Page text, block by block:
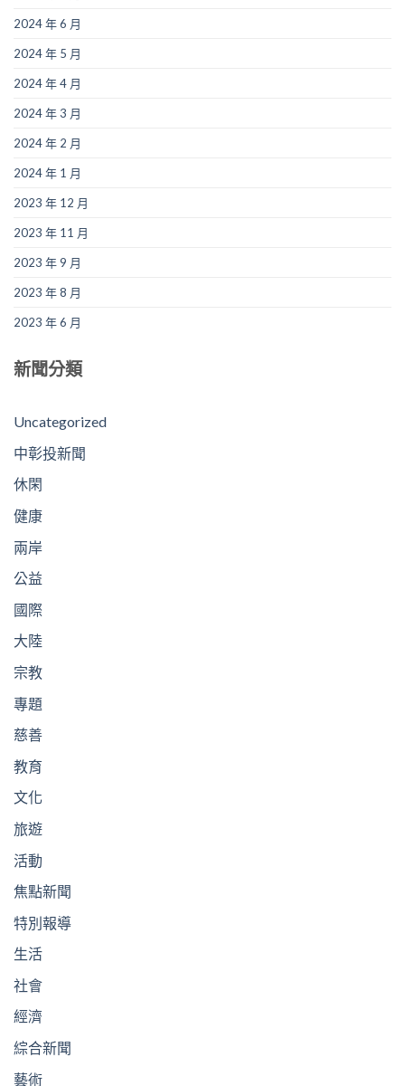
2024 年 6 月
2024 年 5 月
2024 年 4 月
2024 年 3 月
2024 年 2 月
2024 年 1 月
2023 年 12 月
2023 年 11 月
2023 年 9 月
2023 年 8 月
2023 年 6 月
新聞分類
Uncategorized
中彰投新聞
休閑
健康
兩岸
公益
國際
大陸
宗教
專題
慈善
教育
文化
旅遊
活動
焦點新聞
特別報導
生活
社會
經濟
綜合新聞
藝術